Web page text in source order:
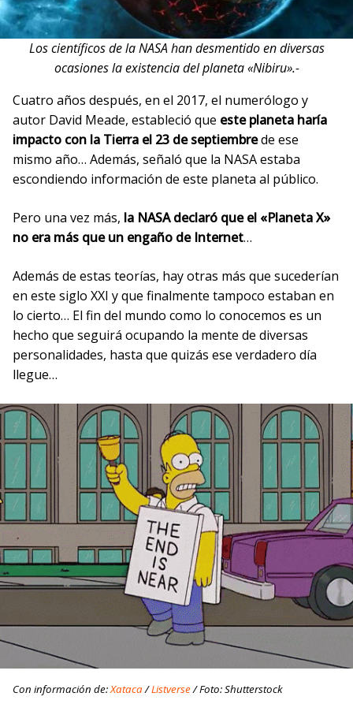
Los científicos de la NASA han desmentido en diversas
ocasiones la existencia del planeta «Nibiru».-
Cuatro años después, en el 2017, el numerólogo y
autor David Meade, estableció que este planeta haría
impacto con la Tierra el 23 de septiembrede ese
mismo año… Además, señaló que la NASA estaba
escondiendo información de este planeta al público.
Pero una vez más, la NASA declaró que el «Planeta X»
no era más que un engaño de Internet…
Además de estas teorías, hay otras más que sucederían
en este siglo XXI y que finalmente tampoco estaban en
lo cierto… El fin del mundo como lo conocemos es un
hecho que seguirá ocupando la mente de diversas
personalidades, hasta que quizás ese verdadero día
llegue…
Con información de:Xataca/Listverse/ Foto: Shutterstock